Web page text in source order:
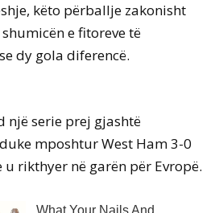
këto përballje zakonisht
e fitoreve të
dy gola diferencë.
një serie prej gjashtë
mposhtur West Ham 3-0
rikthyer në garën për Evropë.